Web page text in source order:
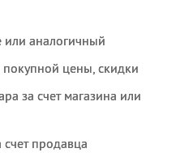
или аналогичный
цены, скидки
за счет магазина или
счет продавца